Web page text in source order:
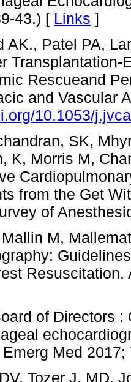
43.) [ Links ]
AK., Patel PA,
Transplantation-
Rescueand
and Vascular
10.1053/
SK,
K, Morris M,
from the Get
of
M,
of Directors
Emerg Med
Tozer J, MD,